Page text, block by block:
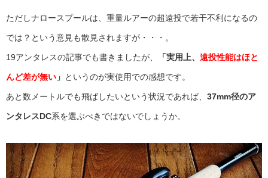
ただしナロースプールは、重量ルアーの超遠投で若干不利になるの
では？という意見も散見されますが・・・。
19アンタレスの記事でも書きましたが、 「実用上、 遠投性能はほと
んど差が無い 」 というのが実使用での感想です。
あと数メートルでも飛ばしたいという状況であれば、 37mm径のア
ンタレスDC系を選ぶべきではないでしょうか。